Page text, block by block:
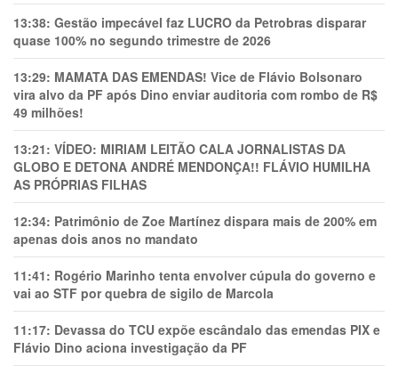
13:38: Gestão impecável faz LUCRO da Petrobras disparar
quase 100% no segundo trimestre de 2026
13:29: MAMATA DAS EMENDAS! Vice de Flávio Bolsonaro
vira alvo da PF após Dino enviar auditoria com rombo de R$
49 milhões!
13:21: VÍDEO: MIRIAM LEITÃO CALA JORNALISTAS DA
GLOBO E DETONA ANDRÉ MENDONÇA!! FLÁVIO HUMILHA
AS PRÓPRIAS FILHAS
12:34: Patrimônio de Zoe Martínez dispara mais de 200% em
apenas dois anos no mandato
11:41: Rogério Marinho tenta envolver cúpula do governo e
vai ao STF por quebra de sigilo de Marcola
11:17: Devassa do TCU expõe escândalo das emendas PIX e
Flávio Dino aciona investigação da PF